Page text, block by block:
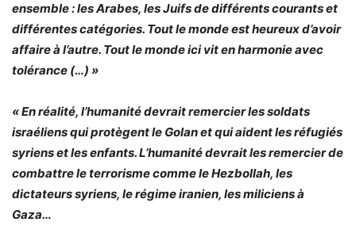
ensemble : les Arabes, les Juifs de différents courants et
différentes catégories. Tout le monde est heureux d’avoir
affaire à l’autre. Tout le monde ici vit en harmonie avec
tolérance (…) »
« En réalité, l’humanité devrait remercier les soldats
israéliens qui protègent le Golan et qui aident les réfugiés
syriens et les enfants. L’humanité devrait les remercier de
combattre le terrorisme comme le Hezbollah, les
dictateurs syriens, le régime iranien, les miliciens à
Gaza…